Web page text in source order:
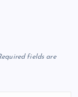
fields are